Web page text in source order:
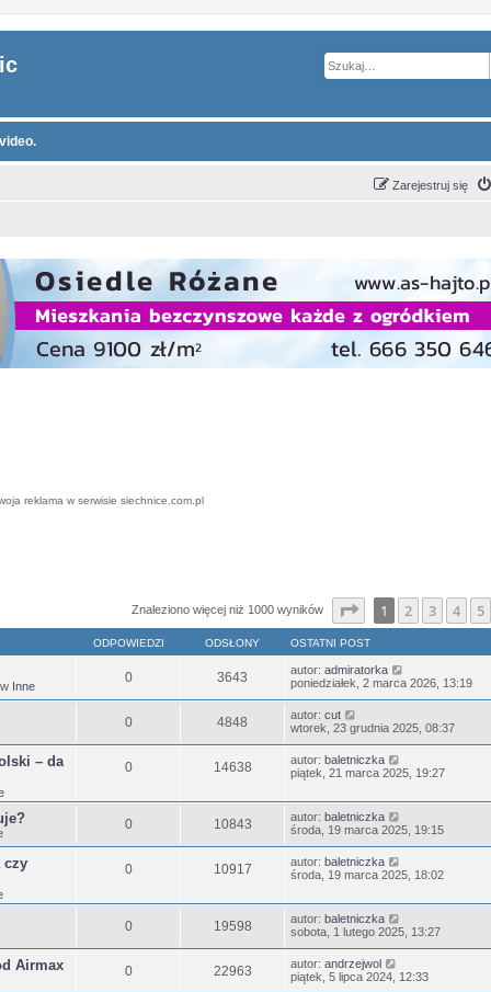
Zarejestruj się
reklama w serwisie siechnice.com.pl
Znaleziono więcej niż 1000 wyników Strona1 z25
1 2 3 4 5
ODPOWIEDZI ODSŁONY OSTATNI POST
Inne
0 3643 autor: admiratorka
poniedziałek, 2 marca 2026, 13:19
0 4848 autor: cut
wtorek, 23 grudnia 2025, 08:37
– da 0 14638 autor: baletniczka
piątek, 21 marca 2025, 19:27
0 10843 autor: baletniczka
środa, 19 marca 2025, 19:15
czy 0 10917 autor: baletniczka
środa, 19 marca 2025, 18:02
0 19598 autor: baletniczka
sobota, 1 lutego 2025, 13:27
Airmax 0 22963 autor: andrzejwol
piątek, 5 lipca 2024, 12:33